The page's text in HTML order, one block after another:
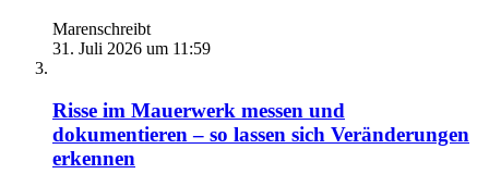
Marenschreibt
31. Juli 2026 um 11:59
Risse im Mauerwerk messen und
dokumentieren – so lassen sich Veränderungen
erkennen